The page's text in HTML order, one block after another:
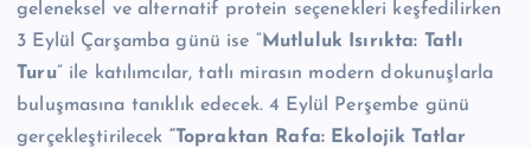
geleneksel ve alternatif protein seçenekleri keşfedilirken
3 Eylül Çarşamba günü ise “ Mutluluk Isırıkta: Tatlı
Turu” ile katılımcılar, tatlı mirasın modern dokunuşlarla
buluşmasına tanıklık edecek. 4 Eylül Perşembe günü
gerçekleştirilecek “Topraktan Rafa: Ekolojik Tatlar